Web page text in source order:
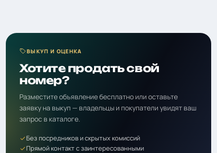
ВЫКУП И ОЦЕНКА
Хотите продать свой
номер?
Разместите объявление бесплатно или оставьте
заявку на выкуп — владельцы и покупатели увидят ваш
запрос в каталоге.
Без посредников и скрытых комиссий
Прямой контакт с заинтересованными